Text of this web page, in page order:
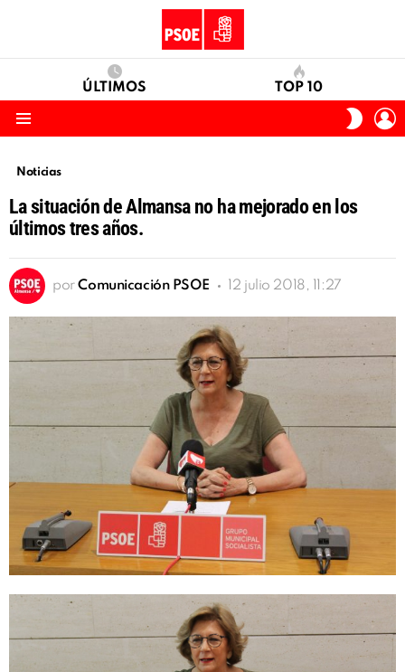
ÚLTIMOS TOP 10
SKIN
Noticias
La situación de Almansa no ha mejorado en los
últimos tres años.
por Comunicación PSOE 12 julio 2018, 11:27